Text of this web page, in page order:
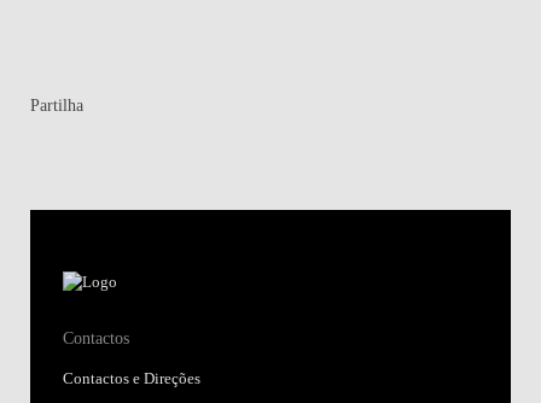
Partilha
Contactos
Contactos e Direções